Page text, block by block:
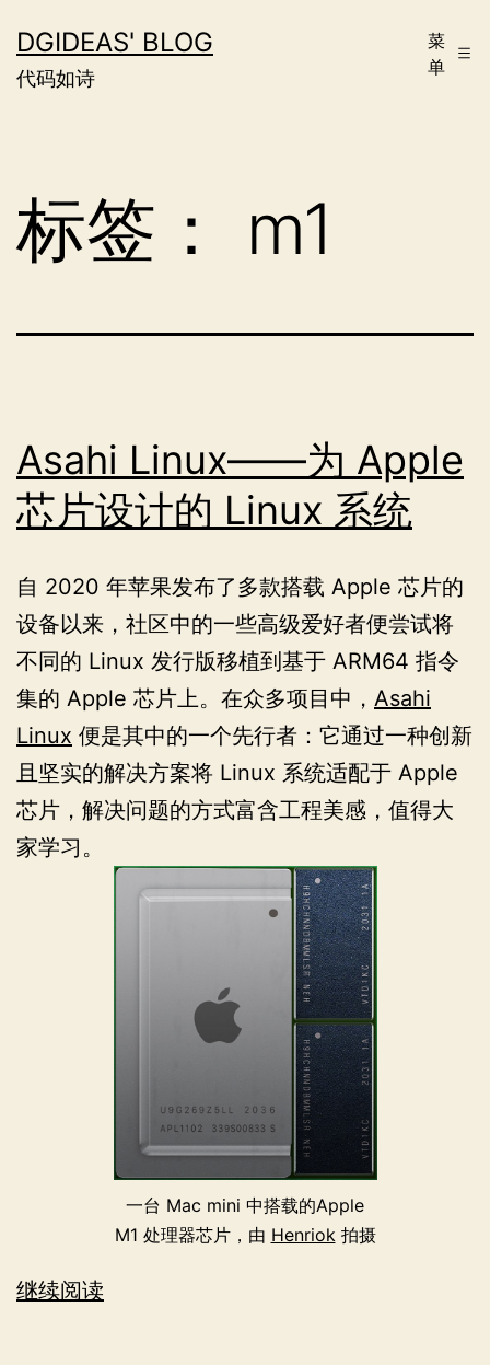
至
内
DGIDEAS' BLOG
代码如诗
菜
单
标签： m1
Asahi Linux——为 Apple
芯片设计的 Linux 系统
自 2020 年苹果发布了多款搭载 Apple 芯片的
设备以来，社区中的一些高级爱好者便尝试将
不同的 Linux 发行版移植到基于 ARM64 指令
集的 Apple 芯片上。在众多项目中， Asahi
Linux 便是其中的一个先行者：它通过一种创新
且坚实的解决方案将 Linux 系统适配于 Apple
芯片，解决问题的方式富含工程美感，值得大
家学习。
一台 Mac mini 中搭载的Apple
M1 处理器芯片，由 Henriok 拍摄
继续阅读